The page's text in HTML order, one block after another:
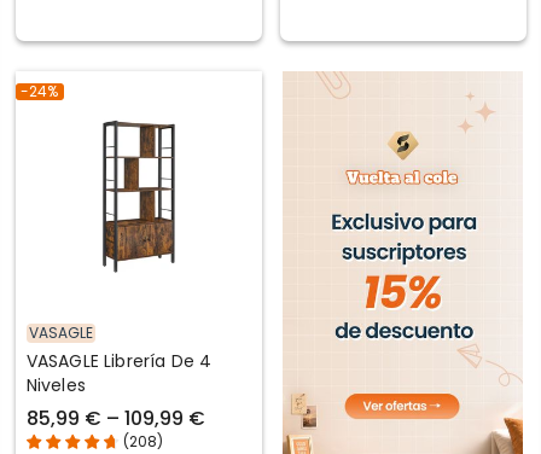
-24%
VASAGLE
VASAGLE Librería De 4
Niveles
85,99 € – 109,99 €
(208)